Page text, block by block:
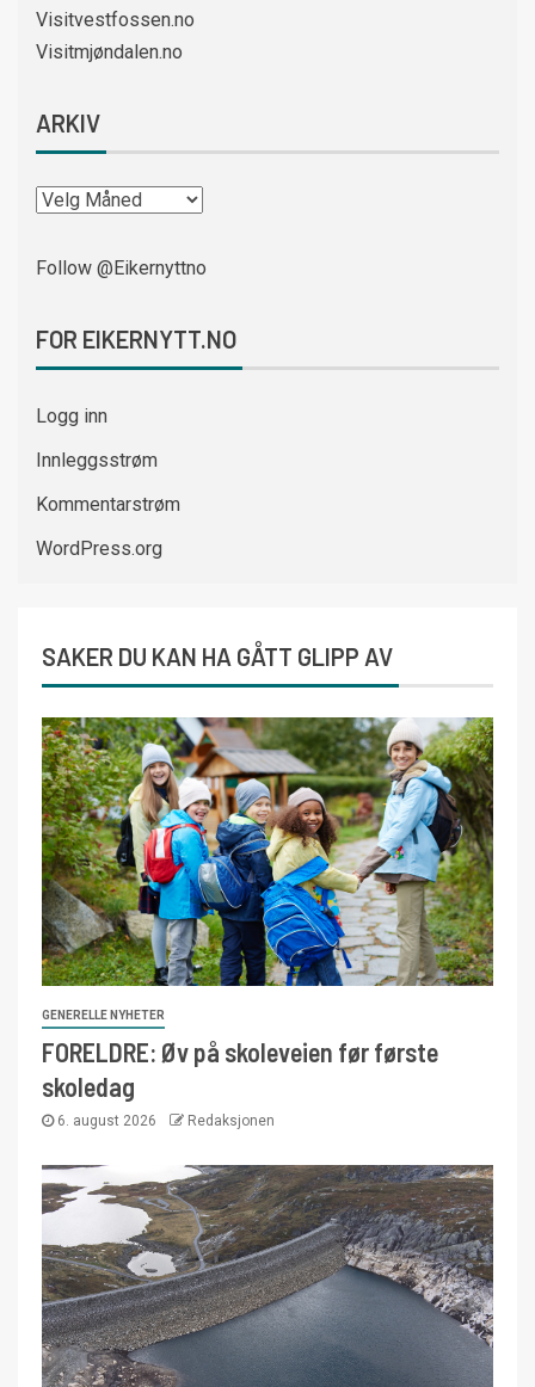
Visitvestfossen.no
Visitmjøndalen.no
ARKIV
Follow @Eikernyttno
FOR EIKERNYTT.NO
Logg inn
Innleggsstrøm
Kommentarstrøm
WordPress.org
SAKER DU KAN HA GÅTT GLIPP AV
GENERELLE NYHETER
FORELDRE: Øv på skoleveien før første
skoledag
6. august 2026 Redaksjonen